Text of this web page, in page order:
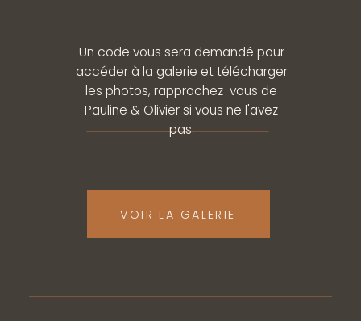
VOIR LA GALERIE
Un code vous sera demandé pour
accéder à la galerie et télécharger
les photos, rapprochez-vous de
Pauline & Olivier si vous ne l'avez
pas.